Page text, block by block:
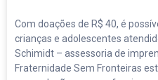
Com doações de R$ 40, é
crianças e adolescentes
Schimidt – assessoria de
Fraternidade Sem Fronteiras